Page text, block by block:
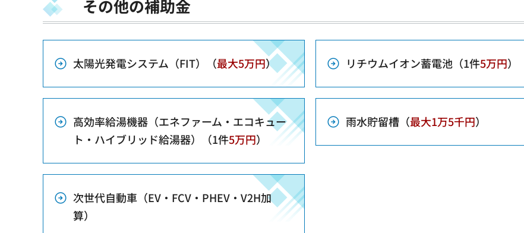
その他の補助金
太陽光発電システム（FIT）（最大5万円）
高効率給湯機器（エネファーム・エコキュー
ト・ハイブリッド給湯器）（1件5万円）
次世代自動車（EV・FCV・PHEV・V2H加
算）
リチウムイオン蓄電池（1件5万円）
雨水貯留槽（最大1万5千円）